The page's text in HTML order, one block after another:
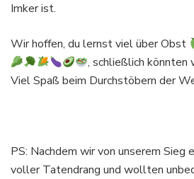
Imker ist.
Wir hoffen, du lernst viel über Obst
, schließlich könnten
Viel Spaß beim Durchstöbern der
PS: Nachdem wir von unserem Sieg
voller Tatendrang und wollten